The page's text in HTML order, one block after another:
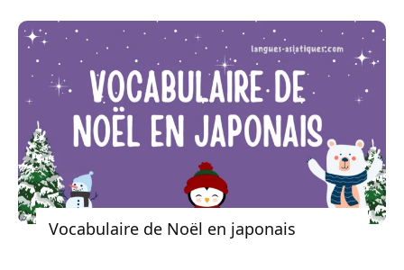
Vocabulaire de Noël en japonais